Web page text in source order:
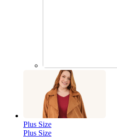
Plus Size
Plus Size